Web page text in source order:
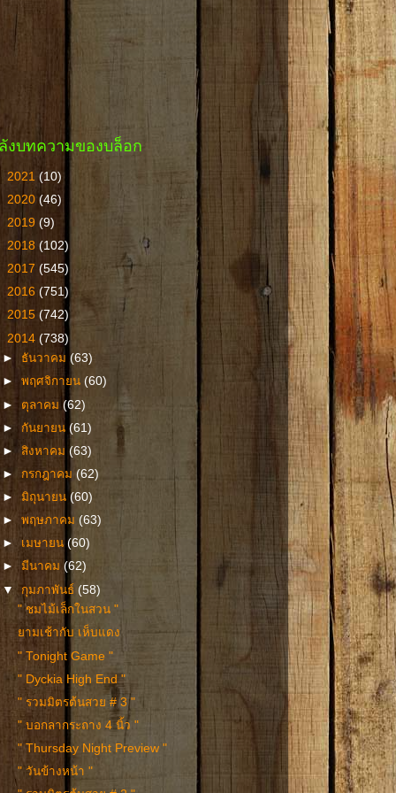
งบทความของบล็อก
2021 (10)
2020 (46)
2019 (9)
2018 (102)
2017 (545)
2016 (751)
2015 (742)
2014 (738)
► ธันวาคม(63)
►พฤศจิกายน(60)
► ตุลาคม(62)
► กันยายน(61)
►สิงหาคม(63)
► กรกฎาคม(62)
►มิถุนายน(60)
►พฤษภาคม(63)
► เมษายน(60)
►มีนาคม(62)
▼ กุมภาพันธ์(58)
" ชมไม้เล็กในสวน "
ยามเช้ากับ เห็บแดง
" Tonight Game "
" Dyckia High End "
" รวมมิตรต้นสวย # 3 "
" บอกลากระถาง 4 นิ้ว "
" Thursday Night Preview "
" วันข้างหน้า "